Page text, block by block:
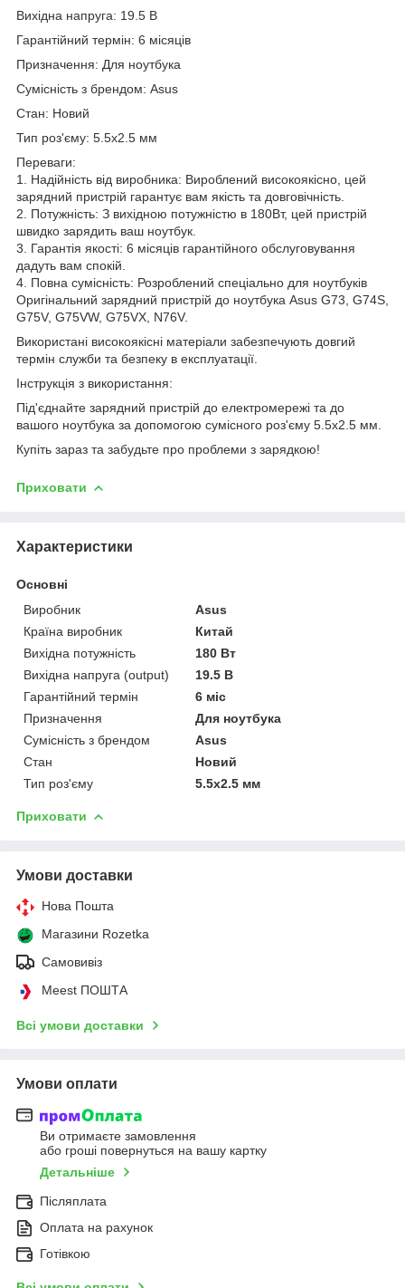
Вихідна напруга: 19.5 В
Гарантійний термін: 6 місяців
Призначення: Для ноутбука
Сумісність з брендом: Asus
Стан: Новий
Тип роз'єму: 5.5x2.5 мм
Переваги:
1. Надійність від виробника: Вироблений високоякісно, цей
зарядний пристрій гарантує вам якість та довговічність.
2. Потужність: З вихідною потужністю в 180Вт, цей пристрій
швидко зарядить ваш ноутбук.
3. Гарантія якості: 6 місяців гарантійного обслуговування
дадуть вам спокій.
4. Повна сумісність: Розроблений спеціально для ноутбуків
Оригінальний зарядний пристрій до ноутбука Asus G73, G74S,
G75V, G75VW, G75VX, N76V.
Використані високоякісні матеріали забезпечують довгий
термін служби та безпеку в експлуатації.
Інструкція з використання:
Під'єднайте зарядний пристрій до електромережі та до
вашого ноутбука за допомогою сумісного роз'єму 5.5x2.5 мм.
Купіть зараз та забудьте про проблеми з зарядкою!
Приховати
Характеристики
Основні
Виробник
Asus
Країна виробник
Китай
Вихідна потужність
180 Вт
Вихідна напруга (output)
19.5 В
Гарантійний термін
6 міс
Призначення
Для ноутбука
Сумісність з брендом
Asus
Стан
Новий
Тип роз'єму
5.5x2.5 мм
Приховати
Умови доставки
Нова Пошта
Магазини Rozetka
Самовивіз
Meest ПОШТА
Всі умови доставки
Умови оплати
Ви отримаєте замовлення
або гроші повернуться на вашу картку
Детальніше
Післяплата
Оплата на рахунок
Готівкою